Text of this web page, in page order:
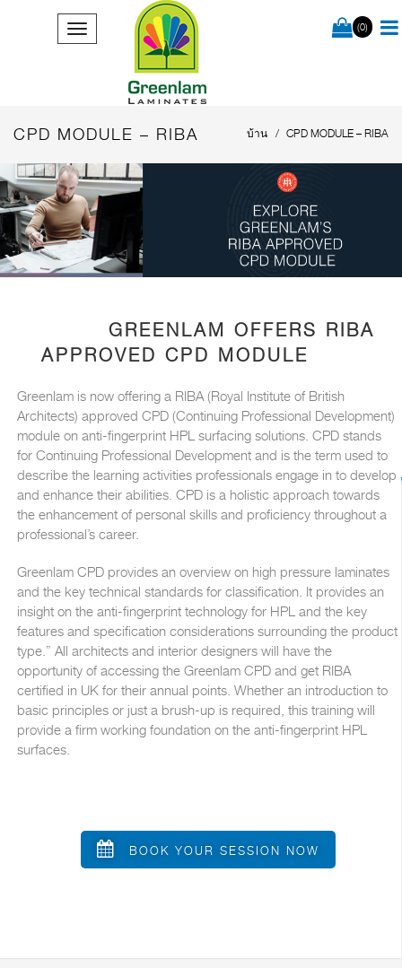
(0)
CPD MODULE – RIBA บ้าน CPD MODULE – RIBA
GREENLAM OFFERS RIBA
APPROVED CPD MODULE
Greenlam is now offering a RIBA (Royal Institute of British
Architects) approved CPD (Continuing Professional Development)
module on anti-fingerprint HPL surfacing solutions. CPD stands
for Continuing Professional Development and is the term used to
describe the learning activities professionals engage in to develop
and enhance their abilities. CPD is a holistic approach towards
the enhancement of personal skills and proficiency throughout a
professional’s career.
Greenlam CPD provides an overview on high pressure laminates
and the key technical standards for classification. It provides an
insight on the anti-fingerprint technology for HPL and the key
features and specification considerations surrounding the product
type.” All architects and interior designers will have the
opportunity of accessing the Greenlam CPD and get RIBA
certified in UK for their annual points. Whether an introduction to
basic principles or just a brush-up is required, this training will
provide a firm working foundation on the anti-fingerprint HPL
surfaces.
BOOK YOUR SESSION NOW